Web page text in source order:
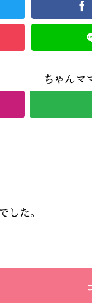
ちゃんマ
した。